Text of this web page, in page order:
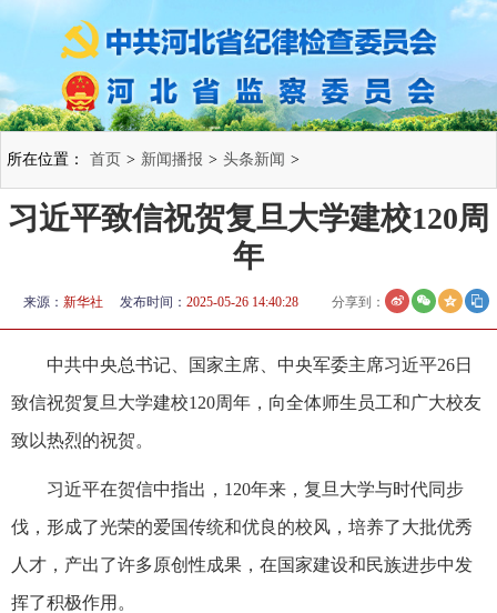
所在位置： 首页 > 新闻播报 > 头条新闻 >
习近平致信祝贺复旦大学建校120周
年
来源： 新华社 发布时间： 2025-05-26 14:40:28 分享到：
中共中央总书记、国家主席、中央军委主席习近平26日
致信祝贺复旦大学建校120周年，向全体师生员工和广大校友
致以热烈的祝贺。
习近平在贺信中指出，120年来，复旦大学与时代同步
伐，形成了光荣的爱国传统和优良的校风，培养了大批优秀
人才，产出了许多原创性成果，在国家建设和民族进步中发
挥了积极作用。